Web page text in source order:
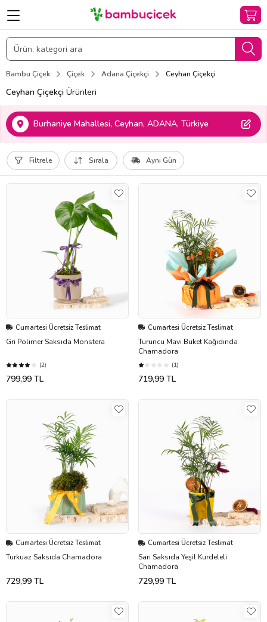
Bambu Çiçek Çiçek Adana Çiçekçi Ceyhan Çiçekçi
Ceyhan Çiçekçi Ürünleri
Burhaniye Mahallesi, Ceyhan, ADANA, Türkiye
Filtrele Sırala Aynı Gün
Cumartesi Ücretsiz Teslimat
Gri Polimer Saksıda Monstera
(2)
799,99 TL
Cumartesi Ücretsiz Teslimat
Turuncu Mavi Buket Kağıdında
Chamadora
(1)
719,99 TL
Cumartesi Ücretsiz Teslimat
Turkuaz Saksıda Chamadora
729,99 TL
Cumartesi Ücretsiz Teslimat
Sarı Saksıda Yeşil Kurdeleli
Chamadora
729,99 TL